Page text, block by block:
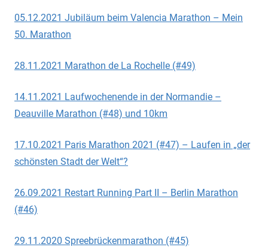
05.12.2021 Jubiläum beim Valencia Marathon – Mein
50. Marathon
28.11.2021 Marathon de La Rochelle (#49)
14.11.2021 Laufwochenende in der Normandie –
Deauville Marathon (#48) und 10km
17.10.2021 Paris Marathon 2021 (#47) – Laufen in „der
schönsten Stadt der Welt“?
26.09.2021 Restart Running Part II – Berlin Marathon
(#46)
29.11.2020 Spreebrückenmarathon (#45)